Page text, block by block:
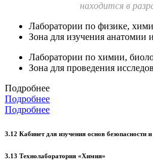
находится в
Лаборатории по физике,
Зона для изучения анатомии
Лаборатории по химии,
Зона для проведения
Подробнее
Подробнее
Подробнее
3.12 Кабинет для изучения основ
3.13 Технолаборатория «Химия»